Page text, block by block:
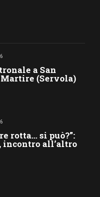
a San
(Servola)
rotta… si può?”:
incontro all’altro